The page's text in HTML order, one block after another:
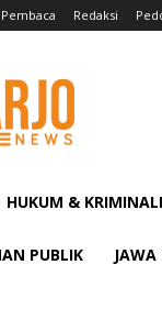
Redaksi
HUKUM &
PUBLIK